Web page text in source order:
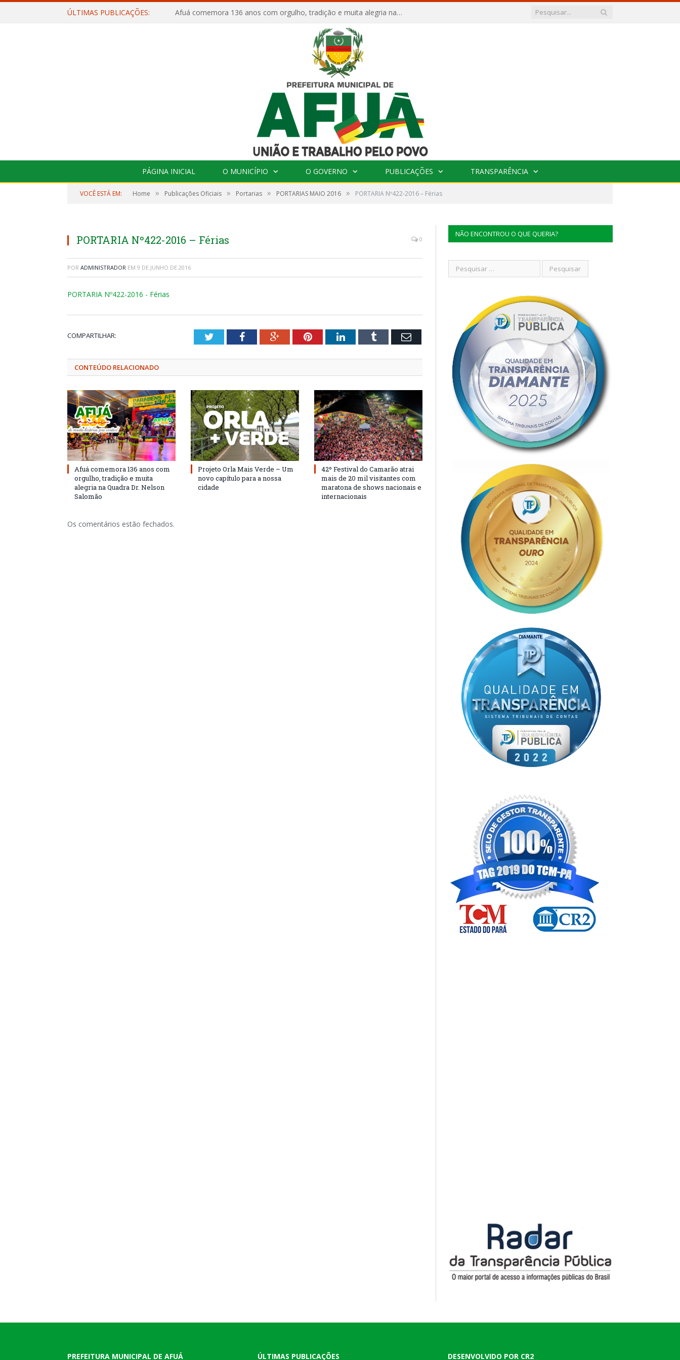
ÚLTIMAS PUBLICAÇÕES: Afuá comemora 136 anos com orgulho, tradição e muita alegria na Quadra Dr. Nelson Salomão
PÁGINA INICIAL O MUNICÍPIO O GOVERNO PUBLICAÇÕES TRANSPARÊNCIA
VOCÊ ESTÁ EM: Home » Publicações Oficiais » Portarias » PORTARIAS MAIO 2016 » PORTARIA Nº422-2016 – Férias
PORTARIA Nº422-2016 – Férias 0
POR ADMINISTRADOR EM 9 DE JUNHO DE 2016
PORTARIA Nº422-2016 - Férias
COMPARTILHAR: TwitterFacebookGoogle+PinterestLinkedInTumblr Email
CONTEÚDO RELACIONADO
Afuá comemora 136 anos com
orgulho, tradição e muita
alegria na Quadra Dr. Nelson
Salomão
Projeto Orla Mais Verde – Um
novo capítulo para a nossa
cidade
42º Festival do Camarão atrai
mais de 20 mil visitantes com
maratona de shows nacionais e
internacionais
Os comentários estão fechados.
NÃO ENCONTROU O QUE QUERIA?
PREFEITURA MUNICIPAL DE AFUÁ ÚLTIMAS PUBLICAÇÕES DESENVOLVIDO POR CR2